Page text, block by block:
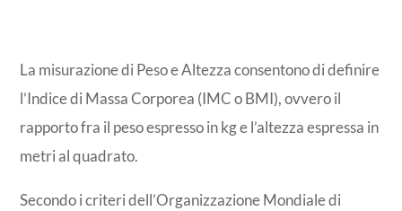
La misurazione di Peso e Altezza consentono di definire
l’Indice di Massa Corporea (IMC o BMI), ovvero il
rapporto fra il peso espresso in kg e l’altezza espressa in
metri al quadrato.
Secondo i criteri dell’Organizzazione Mondiale di